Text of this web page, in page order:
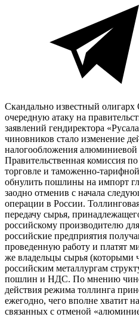
Скандально известный
очередную атаку на
заявлений гендиректора
чиновников стало изменение
налогообложения
Правительственная комиссия
торговле и таможенно-
обнулить пошлины на импорт
заодно отменив с начала
операции в России.
передачу сырья,
российскому производителю
российские предприятия
проведенную работу и платят
же владельцы сырья (которыми
российским металлургам
пошлин и НДС. По мнению
действия режима толлинга
ежегодно, чего вполне хватит
связанных с отменой